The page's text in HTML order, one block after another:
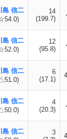
島 信二
14
(199.7)
島 信二
12
(95.8)
島 信二
6
(17.1)
島 信二
4
(20.3)
島 信二
3